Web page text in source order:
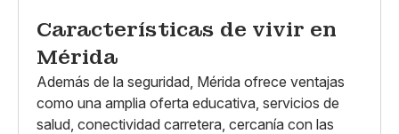
Características de vivir en
Mérida
Además de la seguridad, Mérida ofrece ventajas
como una amplia oferta educativa, servicios de
salud, conectividad carretera, cercanía con las